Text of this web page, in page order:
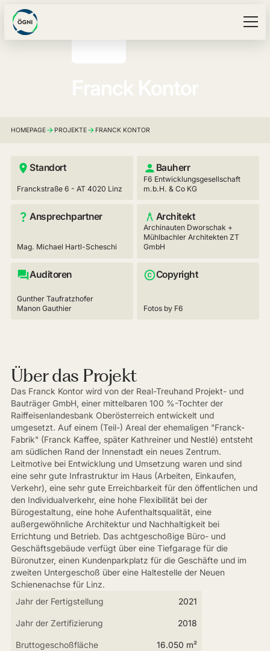
HOMEPAGE PROJEKTE FRANCK KONTOR
Standort
Franckstraße 6 - AT 4020 Linz
Bauherr
F6 Entwicklungsgesellschaft
m.b.H. & Co KG
Ansprechpartner
Mag. Michael Hartl-Scheschi
Architekt
Archinauten Dworschak +
Mühlbachler Architekten ZT
GmbH
Auditoren
Gunther Taufratzhofer
Manon Gauthier
Copyright
Fotos by F6
Über das Projekt
Das Franck Kontor wird von der Real-Treuhand Projekt- und
Bauträger GmbH, einer mittelbaren 100 %-Tochter der
Raiffeisenlandesbank Oberösterreich entwickelt und
umgesetzt. Auf einem (Teil-) Areal der ehemaligen "Franck-
Fabrik" (Franck Kaffee, später Kathreiner und Nestlé) entsteht
am südlichen Rand der Innenstadt ein neues Zentrum.
Leitmotive bei Entwicklung und Umsetzung waren und sind
eine sehr gute Infrastruktur im Haus (Arbeiten, Einkaufen,
Verkehr), eine sehr gute Erreichbarkeit für den öffentlichen und
den Individualverkehr, eine hohe Flexibilität bei der
Bürogestaltung, eine hohe Aufenthaltsqualität, eine
außergewöhnliche Architektur und Nachhaltigkeit bei
Errichtung und Betrieb. Das achtgeschoßige Büro- und
Geschäftsgebäude verfügt über eine Tiefgarage für die
Büronutzer, einen Kundenparkplatz für die Geschäfte und im
zweiten Untergeschoß über eine Haltestelle der Neuen
Schienenachse für Linz.
Jahr der Fertigstellung
2021
Jahr der Zertifizierung 2018
Bruttogeschoßfläche 16.050 m²